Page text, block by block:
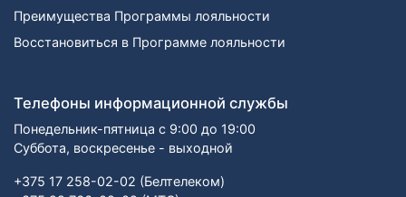
Преимущества Программы лояльности
Восстановиться в Программе лояльности
Телефоны информационной службы
Понедельник-пятница с 9:00 до 19:00
Суббота, воскресенье - выходной
+375 17 258-02-02 (Белтелеком)